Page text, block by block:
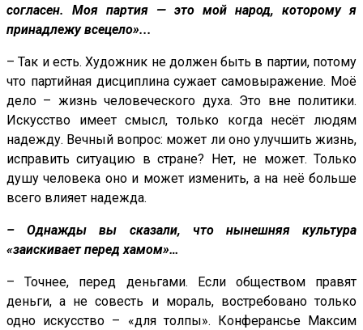
согласен. Моя партия — это мой народ, которому я
принадлежу всецело»...
– Так и есть. Художник не должен быть в партии, потому
что партийная дисциплина сужает самовыражение. Моё
дело – жизнь человеческого духа. Это вне политики.
Искусство имеет смысл, только когда несёт людям
надежду. Вечный вопрос: может ли оно улучшить жизнь,
исправить ситуацию в стране? Нет, не может. Только
душу человека оно и может изменить, а на неё больше
всего влияет надежда.
– Однажды вы сказали, что нынешняя культура
«заискивает перед хамом»…
– Точнее, перед деньгами. Если обществом правят
деньги, а не совесть и мораль, востребовано только
одно искусство – «для толпы». Конферансье Максим